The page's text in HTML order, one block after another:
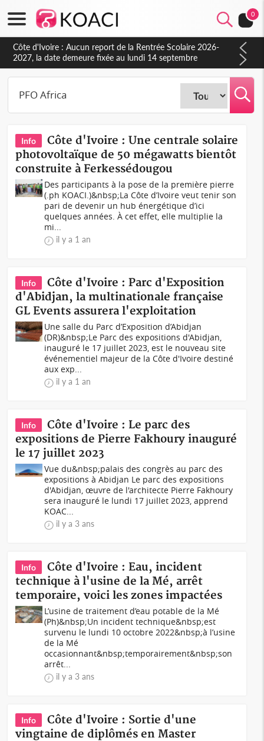
0
Côte d'Ivoire : Aucun report de la Rentrée Scolaire 2026-
2027, la date demeure fixée au lundi 14 septembre
(Ministère)
Info
Côte d'Ivoire : Une centrale solaire
photovoltaïque de 50 mégawatts bientôt
construite à Ferkessédougou
Des participants à la pose de la première pierre
(.ph KOACI.)&nbsp;La Côte d’Ivoire veut tenir son
pari de devenir un hub énergétique d’ici
quelques années. À cet effet, elle multiplie la
mi...
il y a 1 an
Info
Côte d'Ivoire : Parc d'Exposition
d'Abidjan, la multinationale française
GL Events assurera l'exploitation
Une salle du Parc d’Exposition d’Abidjan
(DR)&nbsp;Le Parc des expositions d'Abidjan,
inauguré le 17 juillet 2023, est le nouveau site
événementiel majeur de la Côte d'Ivoire destiné
aux exp...
il y a 1 an
Info
Côte d'Ivoire : Le parc des
expositions de Pierre Fakhoury inauguré
le 17 juillet 2023
Vue du&nbsp;palais des congrès au parc des
expositions à Abidjan Le parc des expositions
d'Abidjan, œuvre de l'architecte Pierre Fakhoury
sera inauguré le lundi 17 juillet 2023, apprend
KOAC...
il y a 3 ans
Info
Côte d'Ivoire : Eau, incident
technique à l'usine de la Mé, arrêt
temporaire, voici les zones impactées
L’usine de traitement d’eau potable de la Mé
(Ph)&nbsp;Un incident technique&nbsp;est
survenu le lundi 10 octobre 2022&nbsp;à l’usine
de la Mé
occasionnant&nbsp;temporairement&nbsp;son
arrêt...
il y a 3 ans
Info
Côte d'Ivoire : Sortie d'une
vingtaine de diplômés en Master